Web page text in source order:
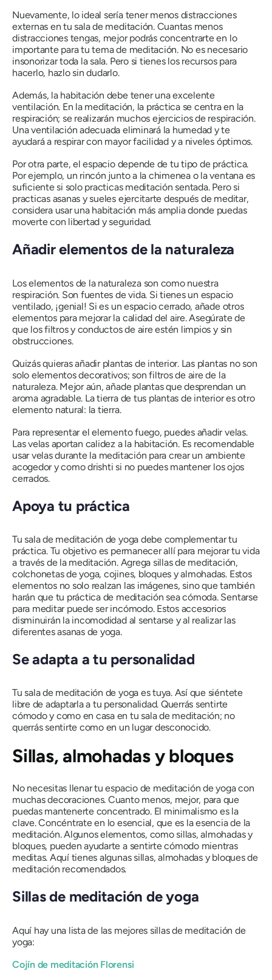
Nuevamente, lo ideal sería tener menos distracciones
externas en tu sala de meditación. Cuantas menos
distracciones tengas, mejor podrás concentrarte en lo
importante para tu tema de meditación. No es necesario
insonorizar toda la sala. Pero si tienes los recursos para
hacerlo, hazlo sin dudarlo.
Además, la habitación debe tener una excelente
ventilación. En la meditación, la práctica se centra en la
respiración; se realizarán muchos ejercicios de respiración.
Una ventilación adecuada eliminará la humedad y te
ayudará a respirar con mayor facilidad y a niveles óptimos.
Por otra parte, el espacio depende de tu tipo de práctica.
Por ejemplo, un rincón junto a la chimenea o la ventana es
suficiente si solo practicas meditación sentada. Pero si
practicas asanas y sueles ejercitarte después de meditar,
considera usar una habitación más amplia donde puedas
moverte con libertad y seguridad.
Añadir elementos de la naturaleza
Los elementos de la naturaleza son como nuestra
respiración. Son fuentes de vida. Si tienes un espacio
ventilado, ¡genial! Si es un espacio cerrado, añade otros
elementos para mejorar la calidad del aire. Asegúrate de
que los filtros y conductos de aire estén limpios y sin
obstrucciones.
Quizás quieras añadir plantas de interior. Las plantas no son
solo elementos decorativos; son filtros de aire de la
naturaleza. Mejor aún, añade plantas que desprendan un
aroma agradable. La tierra de tus plantas de interior es otro
elemento natural: la tierra.
Para representar el elemento fuego, puedes añadir velas.
Las velas aportan calidez a la habitación. Es recomendable
usar velas durante la meditación para crear un ambiente
acogedor y comodrishti si no puedes mantener los ojos
cerrados.
Apoya tu práctica
Tu sala de meditación de yoga debe complementar tu
práctica. Tu objetivo es permanecer allí para mejorar tu vida
a través de la meditación. Agrega sillas de meditación,
colchonetas de yoga, cojines, bloques y almohadas. Estos
elementos no solo realzan las imágenes, sino que también
harán que tu práctica de meditación sea cómoda. Sentarse
para meditar puede ser incómodo. Estos accesorios
disminuirán la incomodidad al sentarse y al realizar las
diferentes asanas de yoga.
Se adapta a tu personalidad
Tu sala de meditación de yoga es tuya. Así que siéntete
libre de adaptarla a tu personalidad. Querrás sentirte
cómodo y como en casa en tu sala de meditación; no
querrás sentirte como en un lugar desconocido.
Sillas, almohadas y bloques
No necesitas llenar tu espacio de meditación de yoga con
muchas decoraciones. Cuanto menos, mejor, para que
puedas mantenerte concentrado. El minimalismo es la
clave. Concéntrate en lo esencial, que es la esencia de la
meditación. Algunos elementos, como sillas, almohadas y
bloques, pueden ayudarte a sentirte cómodo mientras
meditas. Aquí tienes algunas sillas, almohadas y bloques de
meditación recomendados.
Sillas de meditación de yoga
Aquí hay una lista de las mejores sillas de meditación de
yoga:
Cojín de meditación Florensi